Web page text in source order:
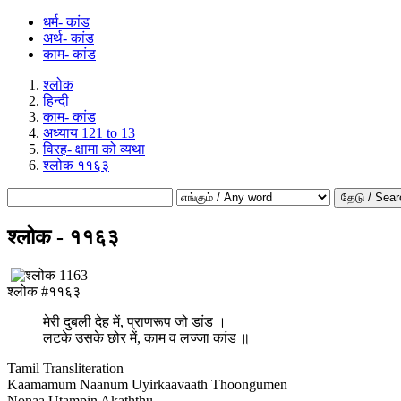
धर्म- कांड
अर्थ- कांड
काम- कांड
श्लोक
हिन्दी
काम- कांड
अध्याय 121 to 13
विरह- क्षामा को व्यथा
श्लोक ११६३
தேடு /
श्लोक - ११६३
श्लोक #११६३
मेरी दुबली देह में, प्राणरूप जो डांड ।
लटके उसके छोर में, काम व लज्जा कांड ॥
Tamil Transliteration
Kaamamum Naanum Uyirkaavaath Thoongumen